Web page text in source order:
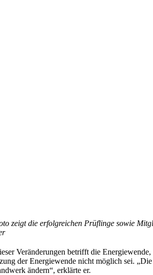
zeigt die erfolgreichen Prüflinge sowie
Veränderungen betrifft die
der Energiewende nicht möglich sei.
ändern“, erklärte er.